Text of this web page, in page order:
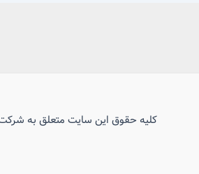
کلیه حقوق این سایت متعلق به